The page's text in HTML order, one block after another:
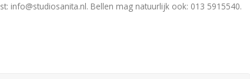
info@studiosanita.nl. Bellen mag natuurlijk ook: 013 5915540.